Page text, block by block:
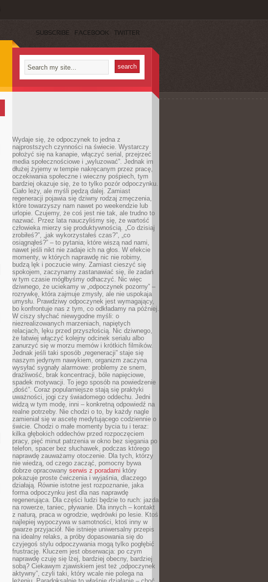
SUBSCRIBE FACEBOOK TWITTER
Wydaje się, że odpoczynek to jedna z
najprostszych czynności na świecie. Wystarczy
położyć się na kanapie, włączyć serial, przejrzeć
media społecznościowe i „wyluzować”. Jednak im
dłużej żyjemy w tempie nakręcanym przez pracę,
oczekiwania społeczne i wieczny pośpiech, tym
bardziej okazuje się, że to tylko pozór odpoczynku.
Ciało leży, ale myśli pędzą dalej. Zamiast
regeneracji pojawia się dziwny rodzaj zmęczenia,
które towarzyszy nam nawet po weekendzie lub
urlopie. Czujemy, że coś jest nie tak, ale trudno to
nazwać. Przez lata nauczyliśmy się, że wartość
człowieka mierzy się produktywnością. „Co dzisiaj
zrobiłeś?”, „jak wykorzystałeś czas?”, „co
osiągnąłeś?” – to pytania, które wiszą nad nami,
nawet jeśli nikt nie zadaje ich na głos. W efekcie
momenty, w których naprawdę nic nie robimy,
budzą lęk i poczucie winy. Zamiast cieszyć się
spokojem, zaczynamy zastanawiać się, ile zadań
w tym czasie mógłbyśmy odhaczyć. Nic więc
dziwnego, że uciekamy w „odpoczynek pozorny” –
rozrywkę, która zajmuje zmysły, ale nie uspokaja
umysłu. Prawdziwy odpoczynek jest wymagający,
bo konfrontuje nas z tym, co odkładamy na później.
W ciszy słychać niewygodne myśli: o
niezrealizowanych marzeniach, napiętych
relacjach, lęku przed przyszłością. Nic dziwnego,
że łatwiej włączyć kolejny odcinek serialu albo
zanurzyć się w morzu memów i krótkich filmików.
Jednak jeśli taki sposób „regeneracji” staje się
naszym jedynym nawykiem, organizm zaczyna
wysyłać sygnały alarmowe: problemy ze snem,
drażliwość, brak koncentracji, bóle napięciowe,
spadek motywacji. To jego sposób na powiedzenie
„dość”. Coraz popularniejsze stają się praktyki
uważności, jogi czy świadomego oddechu. Jedni
widzą w tym modę, inni – konkretną odpowiedź na
realne potrzeby. Nie chodzi o to, by każdy nagle
zamieniał się w ascetę medytującego codziennie o
świcie. Chodzi o małe momenty bycia tu i teraz:
kilka głębokich oddechów przed rozpoczęciem
pracy, pięć minut patrzenia w okno bez sięgania po
telefon, spacer bez słuchawek, podczas którego
naprawdę zauważamy otoczenie. Dla tych, którzy
nie wiedzą, od czego zacząć, pomocny bywa
dobrze opracowany serwis z poradami który
pokazuje proste ćwiczenia i wyjaśnia, dlaczego
działają. Równie istotne jest rozpoznanie, jaka
forma odpoczynku jest dla nas naprawdę
regenerująca. Dla części ludzi będzie to ruch: jazda
na rowerze, taniec, pływanie. Dla innych – kontakt
z naturą, praca w ogrodzie, wędrówki po lesie. Ktoś
najlepiej wypoczywa w samotności, ktoś inny w
gwarze przyjaciół. Nie istnieje uniwersalny przepis
na idealny relaks, a próby dopasowania się do
czyjegoś stylu odpoczywania mogą tylko pogłębić
frustrację. Kluczem jest obserwacja: po czym
naprawdę czuję się lżej, bardziej obecny, bardziej
sobą? Ciekawym zjawiskiem jest też „odpoczynek
aktywny”, czyli taki, który wcale nie polega na